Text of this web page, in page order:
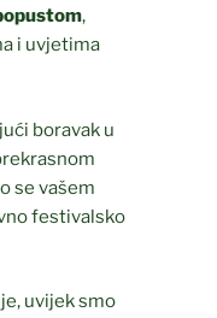
,
i uvjetima
boravak u
se vašem
festivalsko
uvijek smo